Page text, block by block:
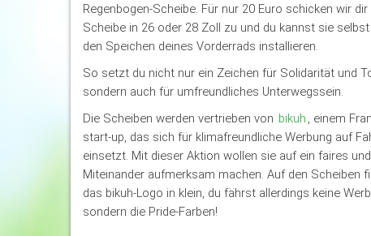
Regenbogen-Scheibe. Für nur 20 Euro schicken wir
Scheibe in 26 oder 28 Zoll zu und du kannst sie
den Speichen deines Vorderrads installieren.
So setzt du nicht nur ein Zeichen für Solidarität und
sondern auch für umfreundliches Unterwegssein.
Die Scheiben werden vertrieben von bikuh , einem
start-up, das sich für klimafreundliche Werbung auf
einsetzt. Mit dieser Aktion wollen sie auf ein faires
Miteinander aufmerksam machen. Auf den Scheiben
das bikuh-Logo in klein, du fährst allerdings keine
sondern die Pride-Farben!